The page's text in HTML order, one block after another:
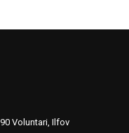
Voluntari, Ilfov